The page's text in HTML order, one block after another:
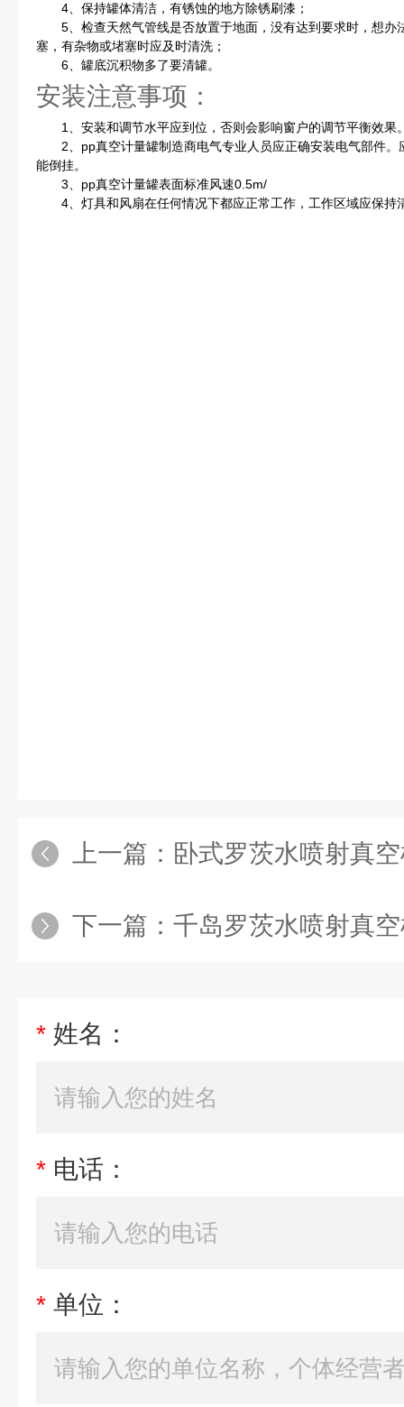
4、保持罐体清洁，有锈蚀的地方除锈刷漆；
5、检查天然气管线是否放置于地面，没有达到要求时，想办
塞，有杂物或堵塞时应及时清洗；
6、罐底沉积物多了要清罐。
安装注意事项：
1、安装和调节水平应到位，否则会影响窗户的调节平衡效果
2、pp真空计量罐制造商电气专业人员应正确安装电气部件。
能倒挂。
3、pp真空计量罐表面标准风速0.5m/
4、灯具和风扇在任何情况下都应正常工作，工作区域应保持
上一篇： 卧式罗茨水喷射真
下一篇： 千岛罗茨水喷射真
* 姓名：
* 电话：
* 单位：